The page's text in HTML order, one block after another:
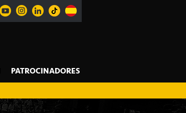
PATROCINADORES